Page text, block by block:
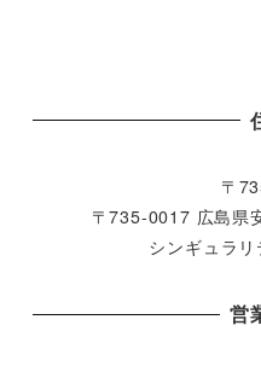
〒
〒735-0017 広島県
シンギュラ
営